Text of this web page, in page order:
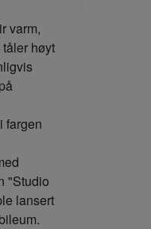
varm,
høyt
fargen
"Studio
lansert